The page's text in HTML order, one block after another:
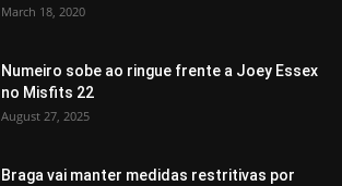
March 18, 2020
Numeiro sobe ao ringue frente a Joey Essex
no Misfits 22
August 27, 2025
Braga vai manter medidas restritivas por